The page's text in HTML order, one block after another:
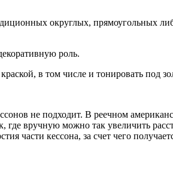
округлых, прямоугольных
роль.
в том числе и тонировать под
не подходит. В реечном
где вручную можно так увеличить
кессона, за счет чего